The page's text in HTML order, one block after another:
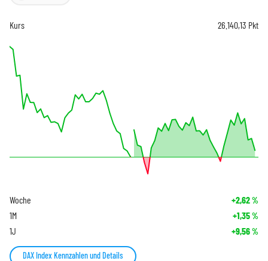
Kurs 26.140,13 Pkt
Woche +2,62%
1M +1,35%
1J +9,56%
DAX Index Kennzahlen und Details